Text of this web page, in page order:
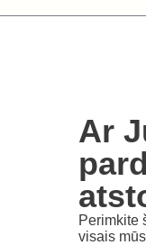
Ar
Perimkite
visais